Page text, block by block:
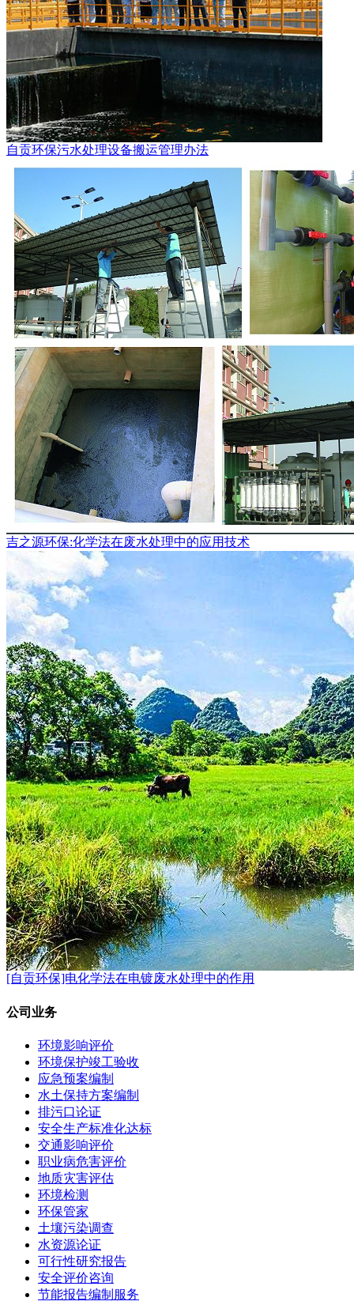
自贡环保污水处理设备搬运管理办法
吉之源环保:化学法在废水处理中的应用技术
[自贡环保]电化学法在电镀废水处理中的作用
公司业务
环境影响评价
环境保护竣工验收
应急预案编制
水土保持方案编制
排污口论证
安全生产标准化达标
交通影响评价
职业病危害评价
地质灾害评估
环境检测
环保管家
土壤污染调查
水资源论证
可行性研究报告
安全评价咨询
节能报告编制服务